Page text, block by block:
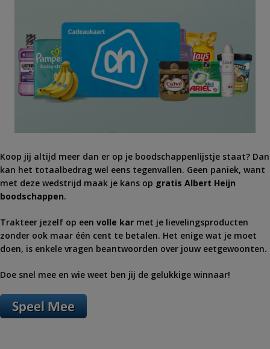
Koop jij altijd meer dan er op je boodschappenlijstje staat? Dan
kan het totaalbedrag wel eens tegenvallen. Geen paniek, want
met deze wedstrijd maak je kans op gratis Albert Heijn
boodschappen.
Trakteer jezelf op een volle kar met je lievelingsproducten
zonder ook maar één cent te betalen. Het enige wat je moet
doen, is enkele vragen beantwoorden over jouw eetgewoonten.
Doe snel mee en wie weet ben jij de gelukkige winnaar!